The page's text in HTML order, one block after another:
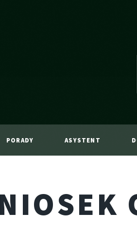
PORADY ASYSTENT